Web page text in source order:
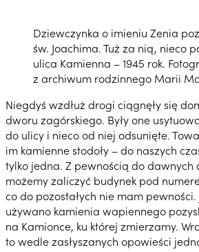
Dziewczynka o imieniu Zenia
św. Joachima. Tuż za nią, nieco
ulica Kamienna – 1945 rok.
z archiwum rodzinnego Marii
Niegdyś wzdłuż drogi ciągnęły się
dworu zagórskiego. Były one
do ulicy i nieco od niej odsunięte.
im kamienne stodoły – do naszych
tylko jedna. Z pewnością do dawnych
możemy zaliczyć budynek pod
co do pozostałych nie mam
używano kamienia wapiennego
na Kamionce, ku której zmierzamy.
to wedle zasłyszanych opowieści